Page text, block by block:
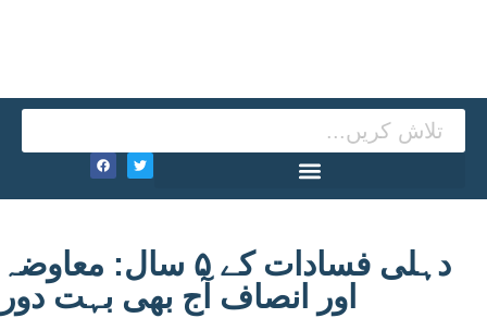
دہلی فسادات کے ۵ سال: معاوضہ
اور انصاف آج بھی بہت دور